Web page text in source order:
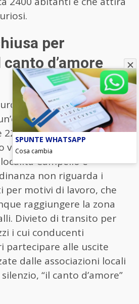
per
d’amore
quindi ha deciso di
ad hoc: fino al
alle 5 del mattino, sarà
nel tratto
Campello e
non riguarda i
per motivi di lavoro, che
raggiungere la zona
Divieto di transito per
i cui conducenti
partecipare alle uscite
dalle associazioni locali
“il canto d’amore”
SPUNTE WHATSAPP
Cosa cambia